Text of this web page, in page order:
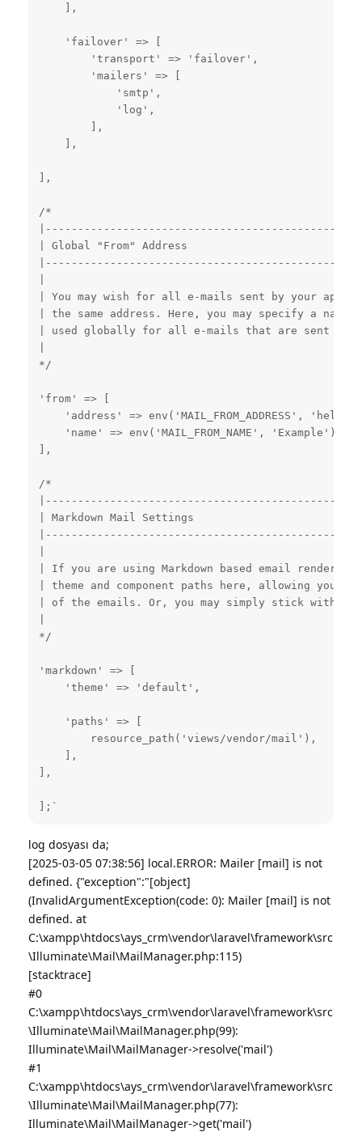
    ],
    'failover' => [
        'transport' => 'failover',
        'mailers' => [
            'smtp',
            'log',
        ],
    ],
],
/*
| Global "From" Address
| You may wish for all e-mails sent by your
| the same address. Here, you may specify a name
| used globally for all e-mails that are sent by
*/
'from' => [
'address' => env('MAIL_FROM_ADDRESS',
    'name' => env('MAIL_FROM_NAME', 'Example'),
],
/*
| Markdown Mail Settings
| If you are using Markdown based email
| theme and component paths here, allowing you
| of the emails. Or, you may simply stick with
*/
'markdown' => [
    'theme' => 'default',
    'paths' => [
        resource_path('views/vendor/mail'),
    ],
],
];`
log dosyası da;
[2025-03-05 07:38:56] local.ERROR: Mailer [mail] is not
defined. {"exception":"[object]
(InvalidArgumentException(code: 0): Mailer [mail] is not
defined. at
C:\xampp\htdocs\ays_crm\vendor\laravel\framework\src
\Illuminate\Mail\MailManager.php:115)
[stacktrace]
#0
C:\xampp\htdocs\ays_crm\vendor\laravel\framework\src
\Illuminate\Mail\MailManager.php(99):
Illuminate\Mail\MailManager->resolve('mail')
#1
C:\xampp\htdocs\ays_crm\vendor\laravel\framework\src
\Illuminate\Mail\MailManager.php(77):
Illuminate\Mail\MailManager->get('mail')